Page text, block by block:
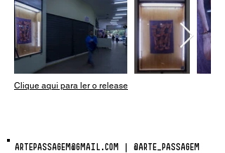
Clique aqui para ler o release
ARTEPASSAGEM@GMAIL.COM @ARTE_PASSAGEM